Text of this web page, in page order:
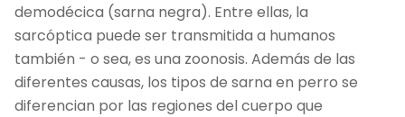
demodécica (sarna negra). Entre ellas, la
sarcóptica puede ser transmitida a humanos
también - o sea, es una zoonosis. Además de las
diferentes causas, los tipos de sarna en perro se
diferencian por las regiones del cuerpo que